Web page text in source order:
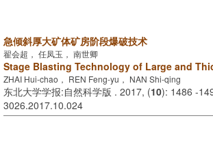
急倾斜厚大矿体矿房阶段爆破技术
翟会超， 任凤玉， 南世卿
Stage Blasting Technology of Large and
ZHAI Hui-chao， REN Feng-yu， NAN Shi-qing
东北大学学报:自然科学版 . 2017, (10): 1486 -
3026.2017.10.024